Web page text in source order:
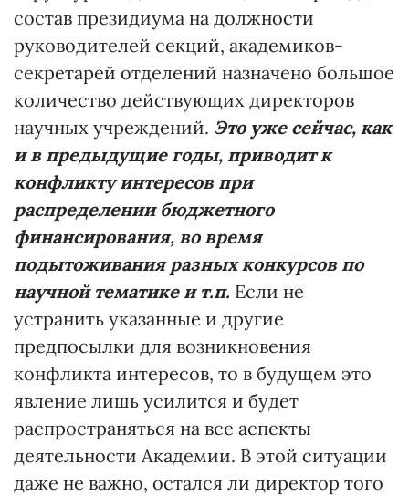
состав президиума на должности
руководителей секций, академиков-
секретарей отделений назначено большое
количество действующих директоров
научных учреждений. Это уже сейчас, как
и в предыдущие годы, приводит к
конфликту интересов при
распределении бюджетного
финансирования, во время
подытоживания разных конкурсов по
научной тематике и т.п. Если не
устранить указанные и другие
предпосылки для возникновения
конфликта интересов, то в будущем это
явление лишь усилится и будет
распространяться на все аспекты
деятельности Академии. В этой ситуации
даже не важно, остался ли директор того